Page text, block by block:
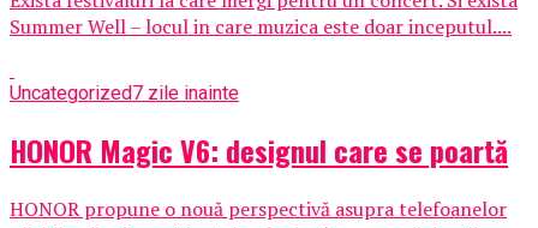
Summer Well – locul in care muzica este doar inceputul....
Uncategorized7 zile inainte
HONOR Magic V6: designul care se poartă
HONOR propune o nouă perspectivă asupra telefoanelor